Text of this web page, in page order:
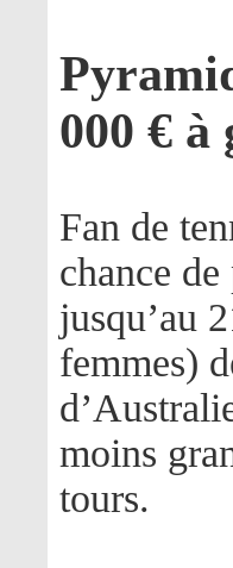
000 € à
Fan de
chance
jusqu’au
femmes)
moins
tours.